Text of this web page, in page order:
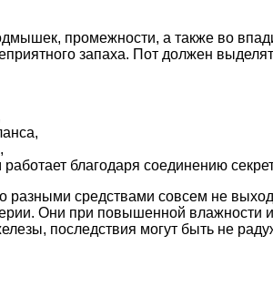
промежности, а также во
запаха. Пот должен
благодаря соединению
разными средствами совсем не
Они при повышенной влажности
последствия могут быть не